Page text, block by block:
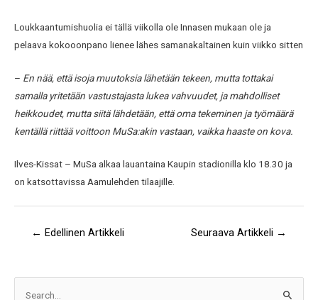
Loukkaantumishuolia ei tällä viikolla ole Innasen mukaan ole ja
pelaava kokooonpano lienee lähes samanakaltainen kuin viikko sitten
– En nää, että isoja muutoksia lähetään tekeen, mutta tottakai
samalla yritetään vastustajasta lukea vahvuudet, ja mahdolliset
heikkoudet, mutta siitä lähdetään, että oma tekeminen ja työmäärä
kentällä riittää voittoon MuSa:akin vastaan, vaikka haaste on kova.
Ilves-Kissat – MuSa alkaa lauantaina Kaupin stadionilla klo 18.30 ja
on katsottavissa Aamulehden tilaajille.
← Edellinen Artikkeli Seuraava Artikkeli →